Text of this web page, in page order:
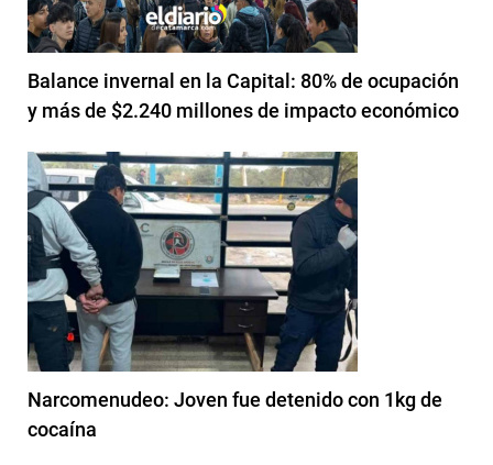
Balance invernal en la Capital: 80% de ocupación
y más de $2.240 millones de impacto económico
Narcomenudeo: Joven fue detenido con 1kg de
cocaína